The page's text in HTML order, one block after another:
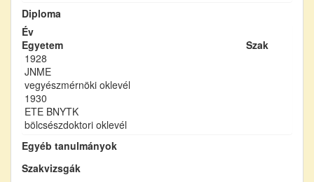
Diploma
Év
Egyetem
Szak
1928
JNME
vegyészmérnöki oklevél
1930
ETE BNYTK
bölcsészdoktori oklevél
Egyéb tanulmányok
Szakvizsgák